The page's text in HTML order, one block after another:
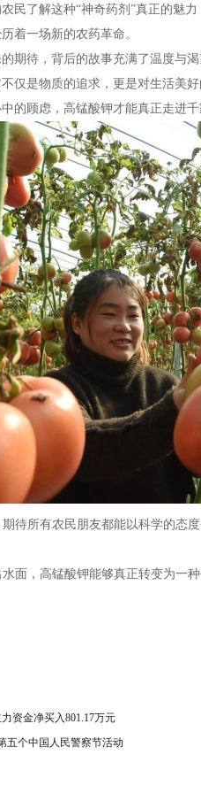
民了解这种“神奇药剂”真正的魅力
着一场新的农药革命。
期待，背后的故事充满了温度与渴
仅是物质的追求，更是对生活美好
的顾虑，高锰酸钾才能真正走进
待所有农民朋友都能以科学的态
面，高锰酸钾能够真正转变为一
资金净买入801.17万元
五个中国人民警察节活动